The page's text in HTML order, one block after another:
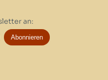
an:
Abonnieren